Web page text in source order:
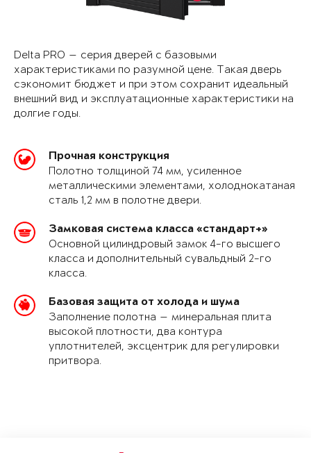
Delta PRO — серия дверей с базовыми
характеристиками по разумной цене. Такая дверь
сэкономит бюджет и при этом сохранит идеальный
внешний вид и эксплуатационные характеристики на
долгие годы.
Прочная конструкция
Полотно толщиной 74 мм, усиленное
металлическими элементами, холоднокатаная
сталь 1,2 мм в полотне двери.
Замковая система класса «стандарт+»
Основной цилиндровый замок 4-го высшего
класса и дополнительный сувальдный 2-го
класса.
Базовая защита от холода и шума
Заполнение полотна — минеральная плита
высокой плотности, два контура
уплотнителей, эксцентрик для регулировки
притвора.